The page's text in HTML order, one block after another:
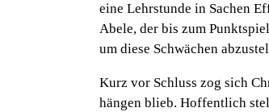
eine Lehrstunde in Sachen
Abele, der bis zum
um diese Schwächen
Kurz vor Schluss zog sich
hängen blieb. Hoffentlich